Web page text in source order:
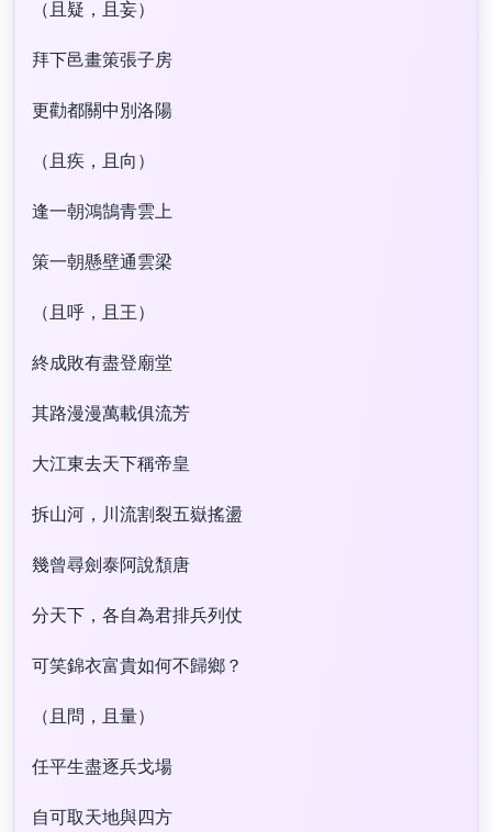
（且疑，且妄）
拜下邑畫策張子房
更勸都關中別洛陽
（且疾，且向）
逢一朝鴻鵠青雲上
策一朝懸壁通雲梁
（且呼，且王）
終成敗有盡登廟堂
其路漫漫萬載俱流芳
大江東去天下稱帝皇
拆山河，川流割裂五嶽搖盪
幾曾尋劍泰阿說頹唐
分天下，各自為君排兵列仗
可笑錦衣富貴如何不歸鄉？
（且問，且量）
任平生盡逐兵戈場
自可取天地與四方